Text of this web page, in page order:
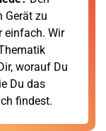
Gerät zu
einfach. Wir
worauf Du
Du das
findest.